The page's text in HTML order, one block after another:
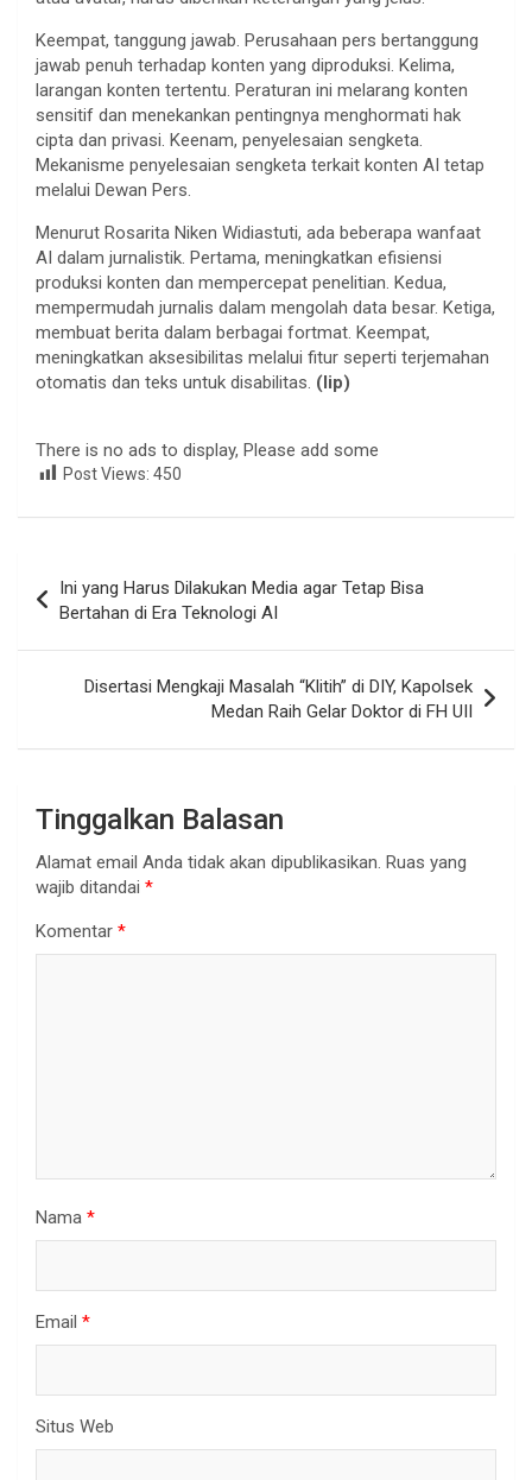
Keempat, tanggung jawab. Perusahaan pers bertanggung
jawab penuh terhadap konten yang diproduksi. Kelima,
larangan konten tertentu. Peraturan ini melarang konten
sensitif dan menekankan pentingnya menghormati hak
cipta dan privasi. Keenam, penyelesaian sengketa.
Mekanisme penyelesaian sengketa terkait konten AI tetap
melalui Dewan Pers.
Menurut Rosarita Niken Widiastuti, ada beberapa wanfaat
AI dalam jurnalistik. Pertama, meningkatkan efisiensi
produksi konten dan mempercepat penelitian. Kedua,
mempermudah jurnalis dalam mengolah data besar. Ketiga,
membuat berita dalam berbagai fortmat. Keempat,
meningkatkan aksesibilitas melalui fitur seperti terjemahan
otomatis dan teks untuk disabilitas. (lip)
There is no ads to display, Please add some
Post Views: 450
pos
Ini yang Harus Dilakukan Media agar Tetap Bisa
Bertahan di Era Teknologi AI
Disertasi Mengkaji Masalah “Klitih” di DIY, Kapolsek
Medan Raih Gelar Doktor di FH UII
Tinggalkan Balasan
Alamat email Anda tidak akan dipublikasikan. Ruas yang
wajib ditandai *
Komentar *
Nama *
Email *
Situs Web